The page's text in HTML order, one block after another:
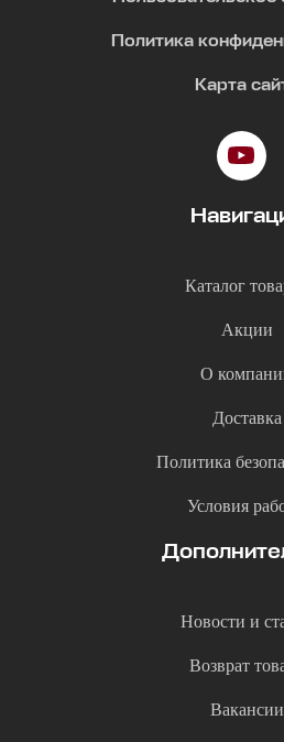
Политика
Карта
Каталог
Акции
О
Доставка
Политика
Условия
Новости и
Возврат
Вакансии